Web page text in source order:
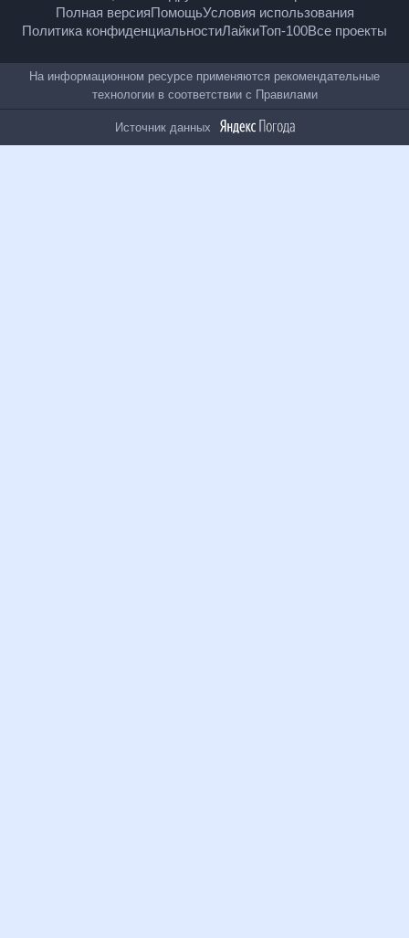
© Рамблер — главные новости России и мира,
Полная версияПомощьУсловия использования
Политика конфиденциальностиЛайкиТоп-100
Все проекты
На информационном ресурсе применяются